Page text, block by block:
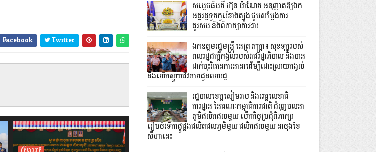
Facebook Twitter
ព័ត៌មានជាតិ
សម្តេចធិបតី ហ៊ុន ម៉ាណែត អនុញ្ញាតឱ្យឯក
អគ្គរដ្ឋទូតកូរ៉េខាងត្បូង ជួបសម្តែងការ
គួរសម និងពិភាក្សាការងារ
ឯកឧត្តមរដ្ឋមន្ត្រី នេត្រ ភក្ត្រា៖ សុខទុក្ខរបស់
ពលរដ្ឋជាក្តីកង្វល់របស់រាជរដ្ឋាភិបាល និងបាន
ដាក់ចុះវិធានការនានាដើម្បីដោះស្រាយកង្វល់
និងលើកស្ទួយជីវភាពជូនពលរដ្ឋ
រដ្ឋបាលខេត្តសៀមរាប និងអគ្គលេខាធិ
ការដ្ឋាន នៃគណៈកម្មាធិការជាតិ ជំរុញចលនា
ភូមិផលិតផលមួយ បើកកិច្ចប្រជុំពិភាក្សា
រៀបចំវទិកាផ្គូផ្គងផលិតផលភូមិមួយ ផលិតផលមួយ នាចុងខែ
សីហានេះ